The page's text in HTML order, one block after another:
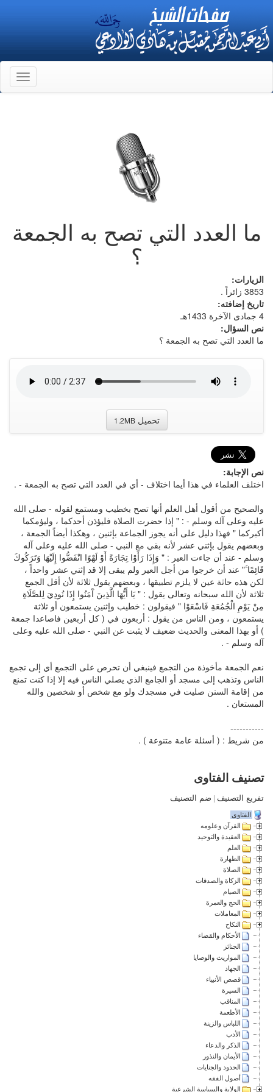
ما العدد التي تصح به الجمعة
؟
الزيارات:
3853 زائراً .
تاريخ إضافته:
4 جمادى الآخرة 1433هـ
نص السؤال:
ما العدد التي تصح به الجمعة ؟
تحميل1.2MB
نص الإجابة:
اختلف العلماء في هذا أيما اختلاف - أي في العدد التي تصح به الجمعة - .
والصحيح من أقول أهل العلم أنها تصح بخطيب ومستمع لقوله - صلى الله
عليه وعلى آله وسلم - : " إذا حضرت الصلاة فليؤذن أحدكما ، وليؤمكما
أكبركما " فهذا دليل على أنه يجوز الجماعة بإثنين ، وهكذا أيضاً الجمعة ،
وبعضهم يقول بإثني عشر لأنه بقي مع النبي - صلى الله عليه وعلى آله
وسلم - عند أن جاءت العير : " وَإِذَا رَأَوْا تِجَارَةً أَوْ لَهْوًا انْفَضُّوا إِلَيْهَا وَتَرَكُوكَ
قَائِمًا ۚ" عند أن خرجوا من أجل العير ولم يبقى إلا قد إثني عشر واحداً ،
لكن هذه حاثة عين لا يلزم تطبيقها ، وبعضهم يقول ثلاثة لأن أقل الجمع
ثلاثة لأن الله سبحانه وتعالى يقول : " يَا أَيُّهَا الَّذِينَ آَمَنُوا إِذَا نُودِيَ لِلصَّلَاةِ
مِنْ يَوْمِ الْجُمُعَةِ فَاسْعَوْا " فيقولون : خطيب وإثنين يستمعون أو ثلاثة
يستمعون ، ومن الناس من يقول : أربعون في ( كل أربعين فاصاعدا جمعة
) أو بهذا المعنى والحديث ضعيف لا يثبت عن النبي - صلى الله عليه وعلى
آله وسلم - .
نعم الجمعة مأخوذة من التجمع فينبغي أن تحرص على التجمع أي إلى تجمع
الناس وتذهب إلى مسجد أو الجامع الذي يصلي الناس فيه إلا إذا كنت تمنع
من إقامة السنن صليت في مسجدك ولو مع شخص أو شخصين والله
المستعان .
-----------
من شريط : ( أسئلة عامة متنوعة ) .
تصنيف الفتاوى
تفريع التصنيف | ضم التصنيف
الفتاوى
القرآن وعلومه
العقيدة والتوحيد
العلم
الطهارة
الصلاة
الزكاة والصدقات
الصيام
الحج والعمرة
المعاملات
النكاح
الأحكام والقضاء
الجنائز
المواريث والوصايا
الجهاد
قصص الأنبياء
السيرة
المناقب
الأطعمة
اللباس والزينة
الأدب
الذكر والدعاء
الأيمان والنذور
الحدود والجنايات
أصول الفقه
الولاية والسياسة الشرعية